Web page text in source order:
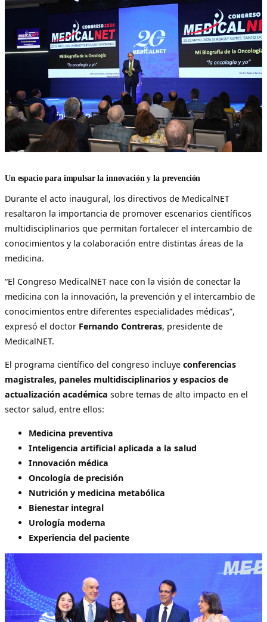
Un espacio para impulsar la innovación y la prevención
Durante el acto inaugural, los directivos de MedicalNET
resaltaron la importancia de promover escenarios científicos
multidisciplinarios que permitan fortalecer el intercambio de
conocimientos y la colaboración entre distintas áreas de la
medicina.
“El Congreso MedicalNET nace con la visión de conectar la
medicina con la innovación, la prevención y el intercambio de
conocimientos entre diferentes especialidades médicas”,
expresó el doctor Fernando Contreras, presidente de
MedicalNET.
El programa científico del congreso incluye conferencias
magistrales, paneles multidisciplinarios y espacios de
actualización académica sobre temas de alto impacto en el
sector salud, entre ellos:
Medicina preventiva
Inteligencia artificial aplicada a la salud
Innovación médica
Oncología de precisión
Nutrición y medicina metabólica
Bienestar integral
Urología moderna
Experiencia del paciente